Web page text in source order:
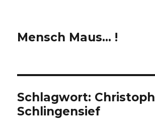
Mensch Maus… !
Schlagwort: Christoph
Schlingensief